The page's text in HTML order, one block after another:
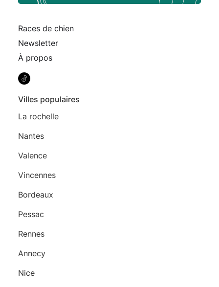
Races de chien
Newsletter
À propos
Villes populaires
La rochelle
Nantes
Valence
Vincennes
Bordeaux
Pessac
Rennes
Annecy
Nice